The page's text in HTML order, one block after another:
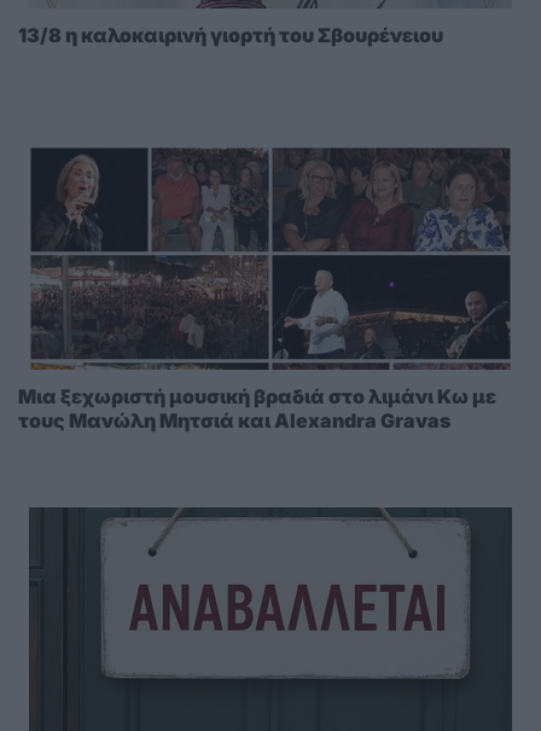
13/8 η καλοκαιρινή γιορτή του Σβουρένειου
Μια ξεχωριστή μουσική βραδιά στο λιμάνι Κω με
τους Μανώλη Μητσιά και Alexandra Gravas